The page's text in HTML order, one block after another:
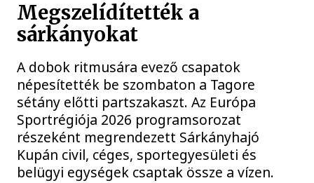
Megszelídítették a
sárkányokat
A dobok ritmusára evező csapatok
népesítették be szombaton a Tagore
sétány előtti partszakaszt. Az Európa
Sportrégiója 2026 programsorozat
részeként megrendezett Sárkányhajó
Kupán civil, céges, sportegyesületi és
belügyi egységek csaptak össze a vízen.